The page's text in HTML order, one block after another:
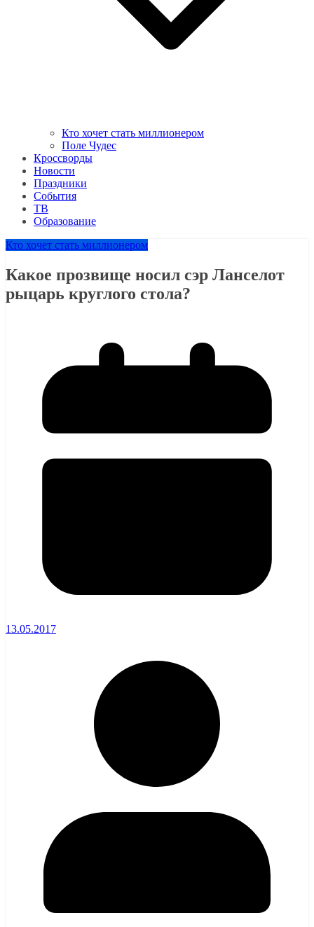
Кто хочет стать миллионером
Поле Чудес
Кроссворды
Новости
Праздники
События
ТВ
Образование
Кто хочет стать миллионером
Какое прозвище носил сэр Ланселот
рыцарь круглого стола?
13.05.2017